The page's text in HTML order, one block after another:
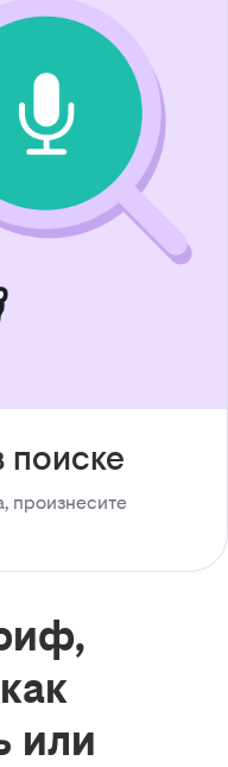
поиске
произнесите
или